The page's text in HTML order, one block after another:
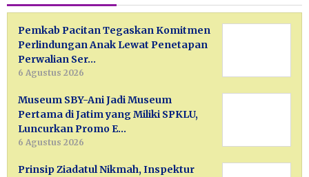
Pemkab Pacitan Tegaskan Komitmen
Perlindungan Anak Lewat Penetapan
Perwalian Ser…
6 Agustus 2026
Museum SBY-Ani Jadi Museum
Pertama di Jatim yang Miliki SPKLU,
Luncurkan Promo E…
6 Agustus 2026
Prinsip Ziadatul Nikmah, Inspektur